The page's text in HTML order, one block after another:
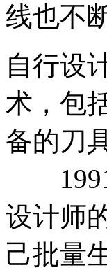
线也不
自行设
术，包
备的刀
1991
设计师
己批量